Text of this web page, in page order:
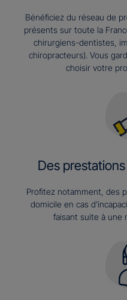
Bénéficiez du réseau de
présents sur toute la
chirurgiens-dentistes,
chiropracteurs). Vous
choisir votre
Des
Profitez notamment, des
domicile en cas
faisant suite à une